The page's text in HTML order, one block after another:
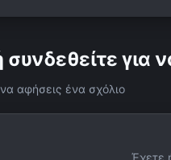
για
αφήσεις ένα σχόλιο